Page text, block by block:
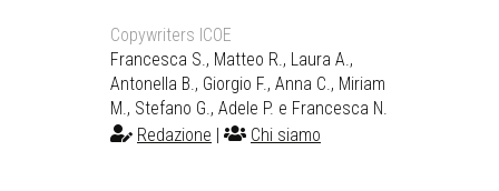
Copywriters ICOE
Francesca S., Matteo R., Laura A.,
Antonella B., Giorgio F., Anna C., Miriam
M., Stefano G., Adele P. e Francesca N.
Redazione
Chi siamo